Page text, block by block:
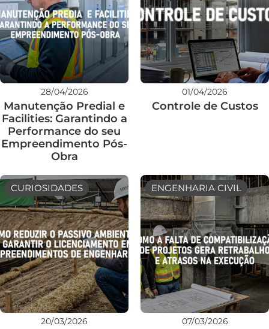
28/04/2026
Manutenção Predial e
Facilities: Garantindo a
Performance do seu
Empreendimento Pós-
Obra
01/04/2026
Controle de Custos
CURIOSIDADES
20/03/2026
ENGENHARIA CIVIL
07/03/2026